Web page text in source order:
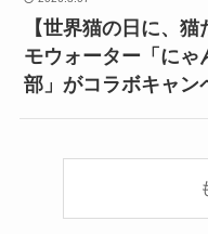
【世界猫の日に、
モウォーター「に
部」がコラボキャン